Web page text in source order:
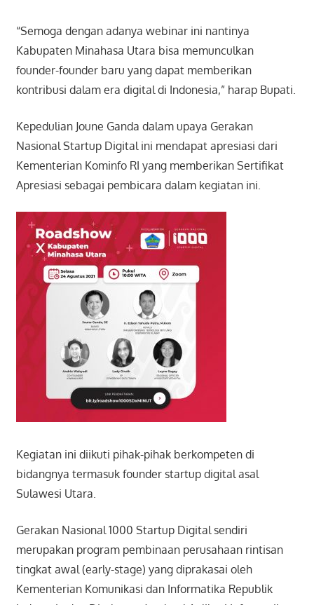
“Semoga dengan adanya webinar ini nantinya
Kabupaten Minahasa Utara bisa memunculkan
founder-founder baru yang dapat memberikan
kontribusi dalam era digital di Indonesia,” harap Bupati.
Kepedulian Joune Ganda dalam upaya Gerakan
Nasional Startup Digital ini mendapat apresiasi dari
Kementerian Kominfo RI yang memberikan Sertifikat
Apresiasi sebagai pembicara dalam kegiatan ini.
Kegiatan ini diikuti pihak-pihak berkompeten di
bidangnya termasuk founder startup digital asal
Sulawesi Utara.
Gerakan Nasional 1000 Startup Digital sendiri
merupakan program pembinaan perusahaan rintisan
tingkat awal (early-stage) yang diprakasai oleh
Kementerian Komunikasi dan Informatika Republik